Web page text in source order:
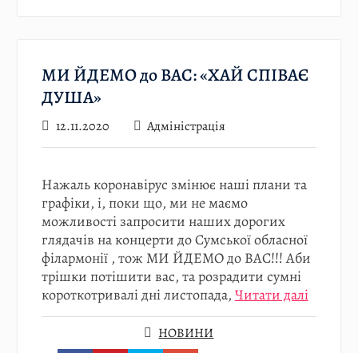
МИ ЙДЕМО до ВАС: «ХАЙ СПІВАЄ
ДУША»
12.11.2020 Адміністрація
Нажаль коронавірус змінює наші плани та
графіки, і, поки що, ми не маємо
можливості запросити наших дорогих
глядачів на концерти до Сумської обласної
філармонії , тож МИ ЙДЕМО до ВАС!!! Аби
трішки потішити вас, та розрадити сумні
короткотривалі дні листопада, Читати далі
НОВИНИ